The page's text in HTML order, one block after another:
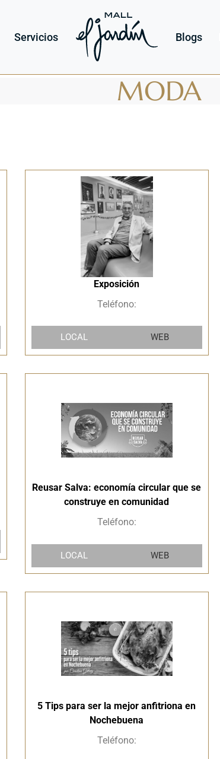
Servicios Blogs
MODA
Exposición
Teléfono:
LOCAL WEB
Reusar Salva: economía circular que se
construye en comunidad
Teléfono:
LOCAL WEB
5 Tips para ser la mejor anfitriona en
Nochebuena
Teléfono: